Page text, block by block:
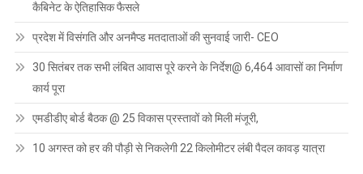
कैबिनेट के ऐतिहासिक फैसले
प्रदेश में विसंगति और अनमैप्ड मतदाताओं की सुनवाई जारी- CEO
30 सितंबर तक सभी लंबित आवास पूरे करने के निर्देश@ 6,464 आवासों का निर्माण
कार्य पूरा
एमडीडीए बोर्ड बैठक @ 25 विकास प्रस्तावों को मिली मंजूरी,
10 अगस्त को हर की पौड़ी से निकलेगी 22 किलोमीटर लंबी पैदल कावड़ यात्रा